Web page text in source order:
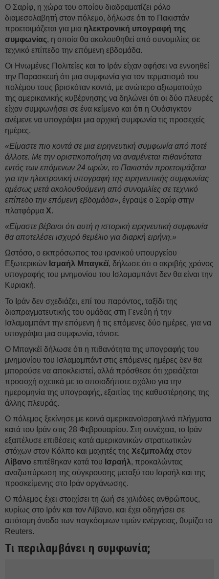
Ο Σαρίφ, η χώρα του οποίου διαδραματίζει ρόλο
διαμεσολαβητή στον πόλεμο, δήλωσε ότι το Πακιστάν
προετοιμάζεται για μια ηλεκτρονική υπογραφή της
συμφωνίας, η οποία θα ακολουθηθεί από συνομιλίες σε
τεχνικό επίπεδο την επόμενη εβδομάδα.
Οι Ηνωμένες Πολιτείες και το Ιράν είχαν αφήσει να εννοηθεί
την Παρασκευή ότι μια συμφωνία για τον τερματισμό του
πολέμου τους βρισκόταν κοντά, με ανώτερο αξιωματούχο
της αμερικανικής κυβέρνησης να δηλώνει ότι οι δύο πλευρές
είχαν συμφωνήσει σε ένα κείμενο και ότι η Ουάσιγκτον
ανέμενε να υπογράψει μια αρχική συμφωνία τις προσεχείς
ημέρες.
«Είμαστε πιο κοντά σε μια ειρηνευτική συμφωνία από ποτέ
άλλοτε. Με την οριστικοποίηση να αναμένεται πιθανότατα
εντός των επόμενων 24 ωρών, το Πακιστάν προετοιμάζεται
για την ηλεκτρονική υπογραφή της ειρηνευτικής συμφωνίας
αμέσως μετά ακολουθούμενη από συνομιλίες σε τεχνικό
επίπεδο την επόμενη εβδομάδα», έγραψε ο Σαρίφ στην
πλατφόρμα X.
«Είμαστε βέβαιοι ότι αυτή η ιστορική ειρηνευτική συμφωνία
θα αποτελέσει ισχυρό θεμέλιο για διαρκή ειρήνη.»
Ωστόσο, ο εκπρόσωπος του ιρανικού υπουργείου
Εξωτερικών Ισμαήλ Μπαγκέϊ, δήλωσε ότι ο ακριβής χρόνος
υπογραφής του μνημονίου του Ισλαμαμπάντ δεν θα είναι την
Κυριακή.
To Ιράν δεν σχεδιάζει, επί του παρόντος, ταξίδι της
διαπραγματευτικής του ομάδας στη Γενεύη ή την
Ισλαμαμπάντ την επόμενη ή τις επόμενες δύο ημέρες, για να
υπογράψει μια συμφωνία, τόνισε.
Ο Μπαγκέϊ δήλωσε ότι η πιθανότητα της υπογραφής του
μνημονίου του Ισλαμαμπάντ στις επόμενες ημέρες δεν θα
μπορούσε να αποκλειστεί, αλλά πρόσθεσε ότι χρειάζεται
προσοχή σχετικά με το οποιοδήποτε σχόλιο για την
ημερομηνία της υπογραφής, εξαιτίας της καθυστέρησης της
άλλης πλευράς.
Ο πόλεμος ξεκίνησε με κοινά αμερικανοϊσραηλινά πλήγματα
κατά του Ιράν στις 28 Φεβρουαρίου. Στη συνέχεια, το Ιράν
εξαπέλυσε επιθέσεις κατά αμερικανικών στρατιωτικών
στόχων στον Κόλπο και μαχητές της Χεζμπολάχ στον
Λίβανο επιτέθηκαν κατά του Ισραήλ, προκαλώντας
αναζωπύρωση της σύγκρουσης μεταξύ του Ισραήλ και της
προσκείμενης στο Ιράν οργάνωσης.
Ο πόλεμος έχει στοιχίσει τη ζωή σε χιλιάδες ανθρώπους,
κυρίως στο Ιράν και τον Λίβανο, και έχει οδηγήσει σε
απότομη άνοδο των παγκόσμιων τιμών ενέργειας, θυμίζει το
Reuters.
Τι περιλαμβάνει η συμφωνία;